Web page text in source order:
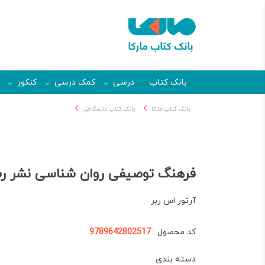
بانک کتاب درسی کمک درسی کنکور
بانک کتاب مارکا بانک کتاب دانشگاهی
فرهنگ توصیفی روان شناسی نشر
آرتور اس ربر
کد محصول :9789642802517
دسته بندی